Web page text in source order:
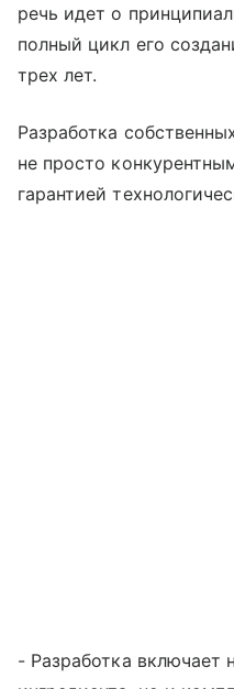
речь идет о
полный цикл его
трех лет.
Разработка
не просто
гарантией
- Разработка включает